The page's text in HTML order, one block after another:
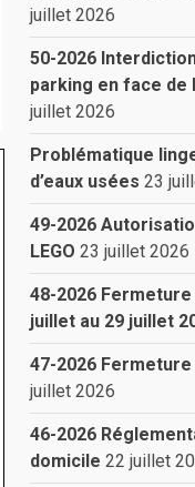
juillet 2026
50-2026
parking en face de
juillet 2026
Problématique
d’eaux usées 23
49-2026
LEGO 23 juillet 2026
48-2026 Fermeture
juillet au 29 juillet
47-2026
juillet 2026
46-2026
domicile 22 juillet